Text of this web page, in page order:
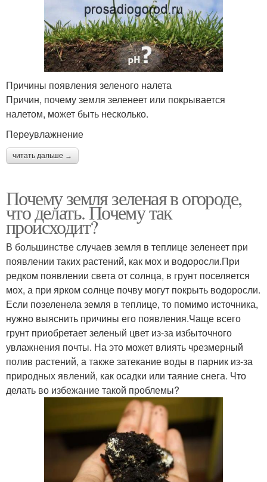
Причины появления зеленого налета
Причин, почему земля зеленеет или покрывается
налетом, может быть несколько.
Переувлажнение
читать дальше →
Почему земля зеленая в огороде,
что делать. Почему так
происходит?
В большинстве случаев земля в теплице зеленеет при
появлении таких растений, как мох и водоросли.При
редком появлении света от солнца, в грунт поселяется
мох, а при ярком солнце почву могут покрыть водоросли.
Если позеленела земля в теплице, то помимо источника,
нужно выяснить причины его появления.Чаще всего
грунт приобретает зеленый цвет из-за избыточного
увлажнения почты. На это может влиять чрезмерный
полив растений, а также затекание воды в парник из-за
природных явлений, как осадки или таяние снега. Что
делать во избежание такой проблемы?